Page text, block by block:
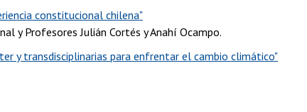
constitucional chilena"
y Profesores Julián Cortés y Anahí Ocampo.
y transdisciplinarias para enfrentar el cambio climático"